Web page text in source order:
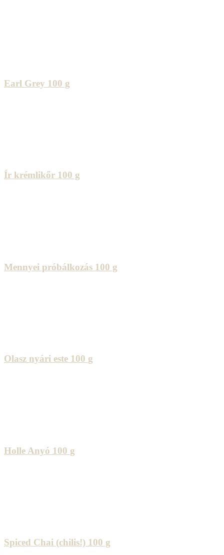
Earl Grey 100 g
Ír krémlikőr 100 g
Mennyei próbálkozás 100 g
Olasz nyári este 100 g
Holle Anyó 100 g
Spiced Chai (chilis!) 100 g